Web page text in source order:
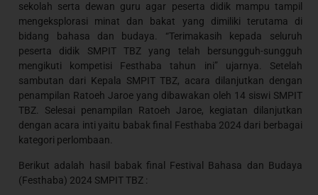
sekolah serta dewan guru agar peserta didik mampu tampil
mengeksplorasi minat dan bakat yang dimiliki terutama di
bidang bahasa dan budaya. “Terimakasih kepada seluruh
peserta didik SMPIT TBZ yang telah bersungguh-sungguh
mengikuti kompetisi Festhaba tahun ini” ujarnya. Setelah
sambutan dari Kepala SMPIT TBZ, acara dilanjutkan dengan
penampilan Ratoeh Jaroe yang dibawakan oleh 14 siswi SMPIT
TBZ. Selesai penampilan Ratoeh Jaroe, kegiatan dilanjutkan
dengan acara inti yaitu babak final Festhaba 2024 dari berbagai
kategori perlombaan.
Berikut adalah hasil babak final Festival Bahasa dan Budaya
(Festhaba) 2024 SMPIT TBZ :